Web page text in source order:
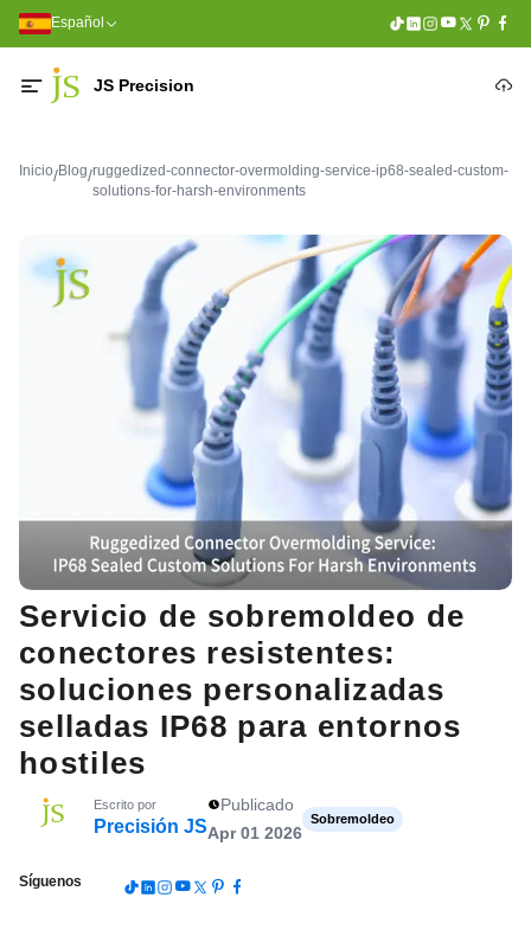
Español
JS Precision
Inicio/Blog/ruggedized-connector-overmolding-service-ip68-sealed-custom-
solutions-for-harsh-environments
Servicio de sobremoldeo de
conectores resistentes:
soluciones personalizadas
selladas IP68 para entornos
hostiles
Escrito por
Precisión JS
Publicado
Apr 01 2026
Sobremoldeo
Síguenos